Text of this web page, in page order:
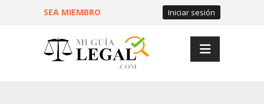
SEA MIEMBRO Iniciar sesión